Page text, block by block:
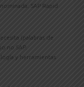
SAP Rapid
(palabras de
no SAP.
y herramientas